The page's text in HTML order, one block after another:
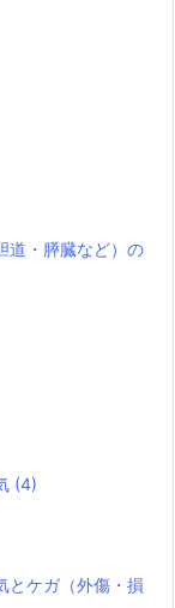
道・膵臓など）の
(4)
とケガ（外傷・損